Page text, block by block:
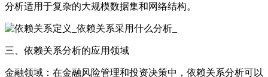
分析适用于复杂的大规模数据集和网络结构。
三、依赖关系分析的应用领域
金融领域：在金融风险管理和投资决策中，依赖关系分析可以